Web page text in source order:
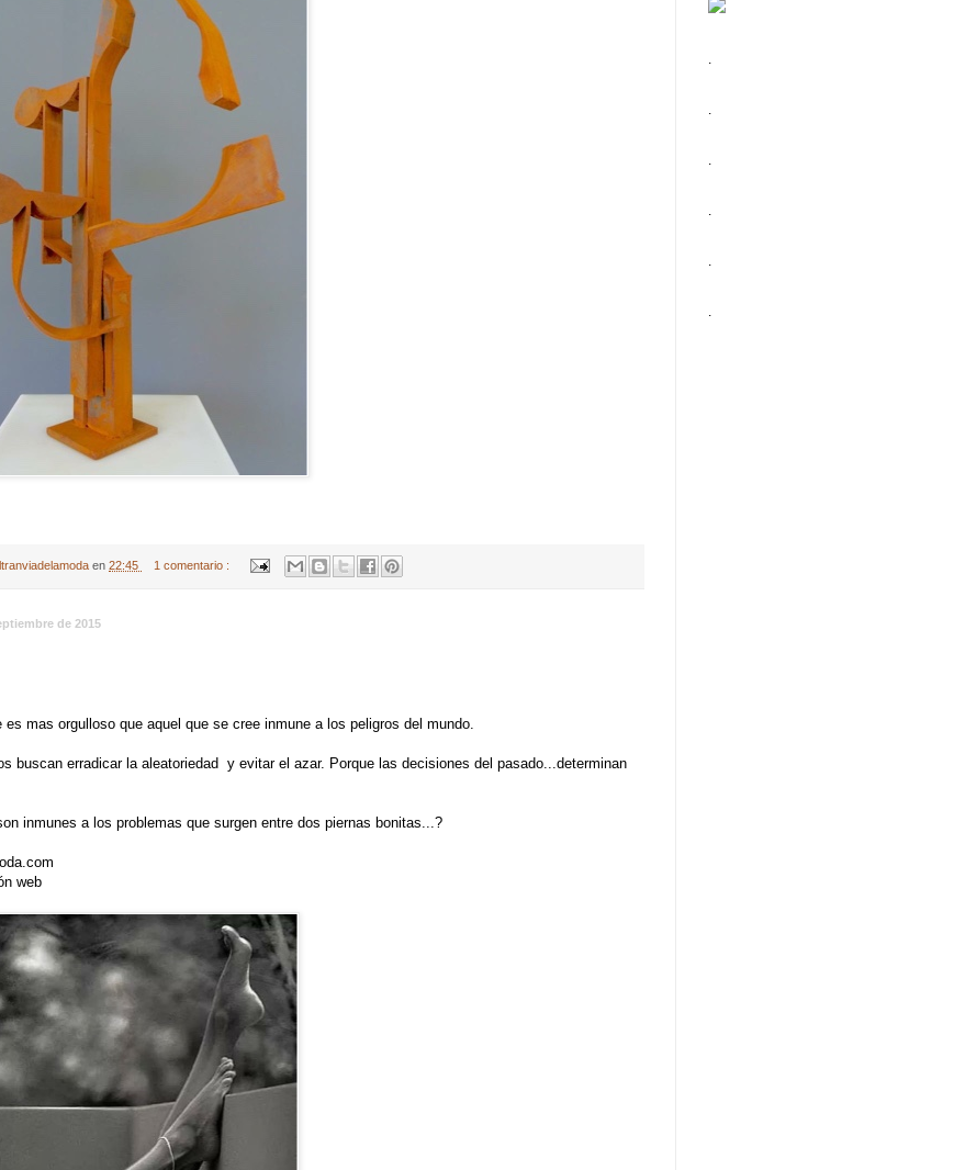
en 22:45 1 comentario :
de 2015
es mas orgulloso que aquel que se cree inmune a los peligros del mundo.
buscan erradicar la aleatoriedad y evitar el azar. Porque las decisiones del pasado...determinan
inmunes a los problemas que surgen entre dos piernas bonitas...?
web
.
.
.
.
.
.